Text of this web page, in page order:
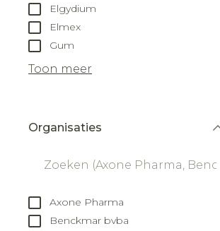
Elgydium
Elmex
Gum
Toon meer
Organisaties
Axone Pharma
Benckmar bvba